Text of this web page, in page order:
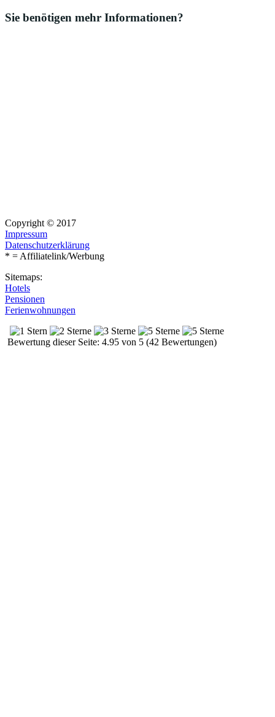
Sie benötigen mehr Informationen?
Copyright © 2017
Impressum
Datenschutzerklärung
* = Affiliatelink/Werbung
Sitemaps:
Hotels
Pensionen
Ferienwohnungen
Bewertung dieser Seite: 4.95 von 5 (42 Bewertungen)